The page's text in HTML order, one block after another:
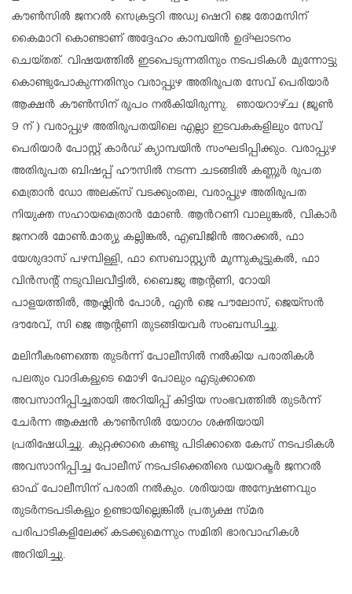
കൗൺസിൽ ജനറൽ സെക്രട്ടറി അഡ്വ ഷെറി ജെ തോമസിന്
കൈമാറി കൊണ്ടാണ് അദ്ദേഹം കാമ്പയിൻ ഉദ്ഘാടനം
ചെയ്തത്. വിഷയത്തിൽ ഇടപെടുന്നതിനും നടപടികൾ മുന്നോട്ടു
കൊണ്ടുപോകുന്നതിനും വരാപ്പുഴ അതിരൂപത സേവ് പെരിയാർ
ആക്ഷൻ കൗൺസിന് രൂപം നൽകിയിരുന്നു. ഞായറാഴ്ച (ജൂൺ
9 ന് ) വരാപ്പുഴ അതിരൂപതയിലെ എല്ലാ ഇടവകകളിലും സേവ്
പെരിയാർ പോസ്റ്റ് കാർഡ് ക്യാമ്പയിൻ സംഘടിപ്പിക്കും. വരാപ്പുഴ
അതിരൂപത ബിഷപ്പ് ഹൗസിൽ നടന്ന ചടങ്ങിൽ കണ്ണൂർ രൂപത
മെത്രാൻ ഡോ അലക്സ് വടക്കുംതല, വരാപ്പുഴ അതിരൂപത
നിയുക്ത സഹായമെത്രാൻ മോൺ. ആൻറണി വാലുങ്കൽ, വികാർ
ജനറൽ മോൺ.മാത്യു കല്ലിങ്കൽ, എബിജിൻ അറക്കൽ, ഫാ
യേശുദാസ് പഴമ്പിള്ളി, ഫാ സെബാസ്റ്റ്യൻ മൂന്നുകൂട്ടുകൽ, ഫാ
വിൻസൻ്റ് നടുവിലവീട്ടിൽ, ബൈജു ആൻ്റണി, റോയി
പാളയത്തിൽ, ആഷ്ലിൻ പോൾ, എൻ ജെ പൗലോസ്, ജെയ്സൻ
ദൗരേവ്, സി ജെ ആൻ്റണി തുടങ്ങിയവർ സംബന്ധിച്ചു.
മലിനീകരണത്തെ തുടർന്ന് പോലീസിൽ നൽകിയ പരാതികൾ
പലതും വാദികളുടെ മൊഴി പോലും എടുക്കാതെ
അവസാനിപ്പിച്ചതായി അറിയിപ്പ് കിട്ടിയ സംഭവത്തിൽ തുടർന്ന്
ചേർന്ന ആക്ഷൻ കൗൺസിൽ യോഗം ശക്തിയായി
പ്രതിഷേധിച്ചു. കുറ്റക്കാരെ കണ്ടു പിടിക്കാതെ കേസ് നടപടികൾ
അവസാനിപ്പിച്ച പോലീസ് നടപടിക്കെതിരെ ഡയറക്ടർ ജനറൽ
ഓഫ് പോലീസിന് പരാതി നൽകും. ശരിയായ അന്വേഷണവും
തുടർനടപടികളും ഉണ്ടായില്ലെങ്കിൽ പ്രത്യക്ഷ സ്മര
പരിപാടികളിലേക്ക് കടക്കുമെന്നും സമിതി ഭാരവാഹികൾ
അറിയിച്ചു.